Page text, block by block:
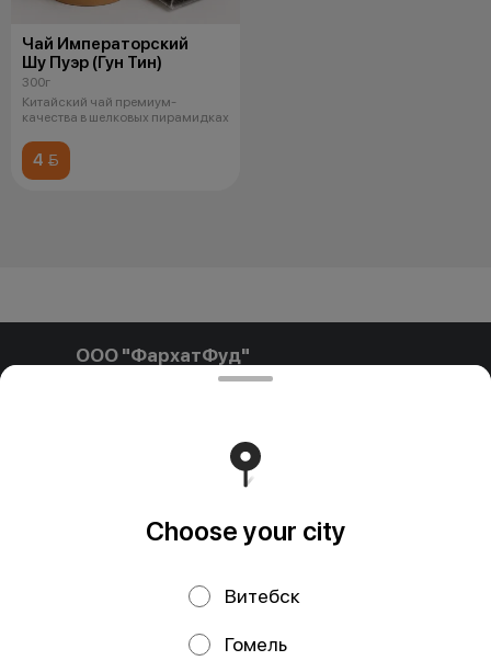
Чай Императорский
Шу Пуэр (Гун Тин)
300г
Китайский чай премиум-
качества в шелковых пирамидках
4 
ООО "ФархатФуд"
ООО"ФархатФуд" Свидетельство о государственной
Калиновского, д.32, каб. 11/15 farhatfud@gmail.com
Foodpicásso
Политика конфиденциальности
Файлы cookie
Choose your city
Витебск
Гомель